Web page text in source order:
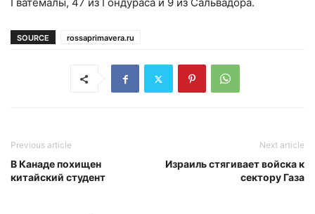
SOURCE rossaprimavera.ru
Previous article
В Канаде похищен
китайский студент
Next article
Израиль стягивает войска к
сектору Газа